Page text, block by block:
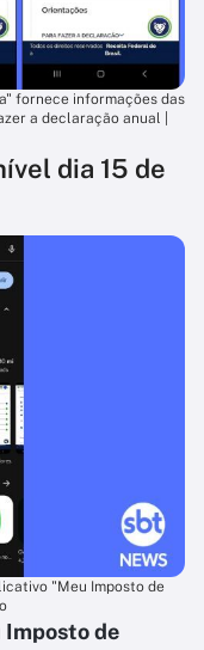
fornece informações das
a declaração anual |
dia 15 de
"Meu Imposto de
Imposto de